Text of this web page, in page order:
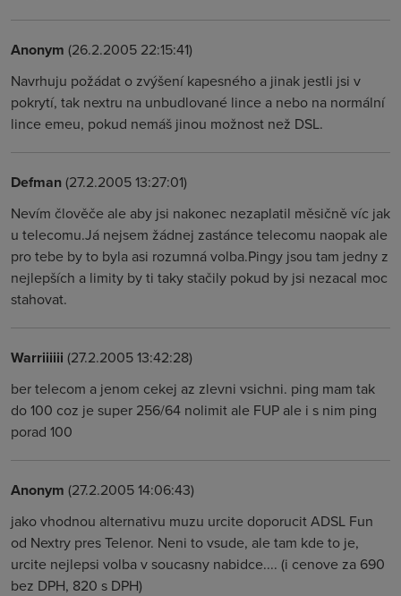
Anonym (26.2.2005 22:15:41)
Navrhuju požádat o zvýšení kapesného a jinak jestli jsi v
pokrytí, tak nextru na unbudlované lince a nebo na normální
lince emeu, pokud nemáš jinou možnost než DSL.
Defman(27.2.2005 13:27:01)
Nevím člověče ale aby jsi nakonec nezaplatil měsičně víc jak
u telecomu.Já nejsem žádnej zastánce telecomu naopak ale
pro tebe by to byla asi rozumná volba.Pingy jsou tam jedny z
nejlepších a limity by ti taky stačily pokud by jsi nezacal moc
stahovat.
Warriiiiii (27.2.2005 13:42:28)
ber telecom a jenom cekej az zlevni vsichni. ping mam tak
do 100 coz je super 256/64 nolimit ale FUP ale i s nim ping
porad 100
Anonym (27.2.2005 14:06:43)
jako vhodnou alternativu muzu urcite doporucit ADSL Fun
od Nextry pres Telenor. Neni to vsude, ale tam kde to je,
urcite nejlepsi volba v soucasny nabidce.... (i cenove za 690
bez DPH, 820 s DPH)